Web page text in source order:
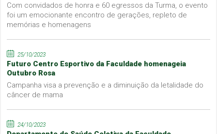
Com convidados de honra e 60 egressos da Turma, o evento
foi um emocionante encontro de gerações, repleto de
memórias e homenagens
25/10/2023
Futuro Centro Esportivo da Faculdade homenageia
Outubro Rosa
Campanha visa a prevenção e a diminuição da letalidade do
câncer de mama
24/10/2023